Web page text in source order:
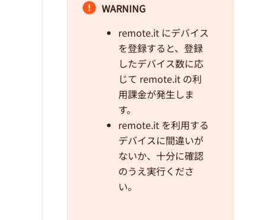
WARNING
remote.it にデバイス
を登録すると、登録
したデバイス数に応
じて remote.it の利
用課金が発生しま
す。
remote.it を利用する
デバイスに間違いが
ないか、十分に確認
のうえ実行くださ
い。